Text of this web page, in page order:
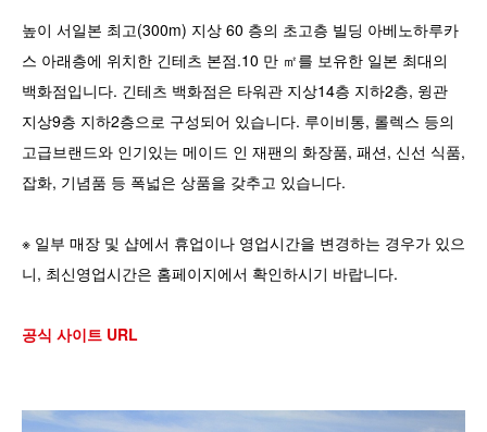
높이 서일본 최고(300m) 지상 60 층의 초고층 빌딩 아베노하루카
스 아래층에 위치한 긴테츠 본점.10 만 ㎡를 보유한 일본 최대의
백화점입니다. 긴테츠 백화점은 타워관 지상14층 지하2층, 윙관
지상9층 지하2층으로 구성되어 있습니다. 루이비통, 롤렉스 등의
고급브랜드와 인기있는 메이드 인 재팬의 화장품, 패션, 신선 식품,
잡화, 기념품 등 폭넓은 상품을 갖추고 있습니다.
※ 일부 매장 및 샵에서 휴업이나 영업시간을 변경하는 경우가 있으
니, 최신영업시간은 홈페이지에서 확인하시기 바랍니다.
공식 사이트 URL